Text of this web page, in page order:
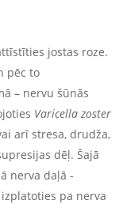
jostas roze.
pēc to
– nervu šūnās
Varicella zoster
arī stresa, drudža,
dēļ. Šajā
nerva daļā -
pa nerva